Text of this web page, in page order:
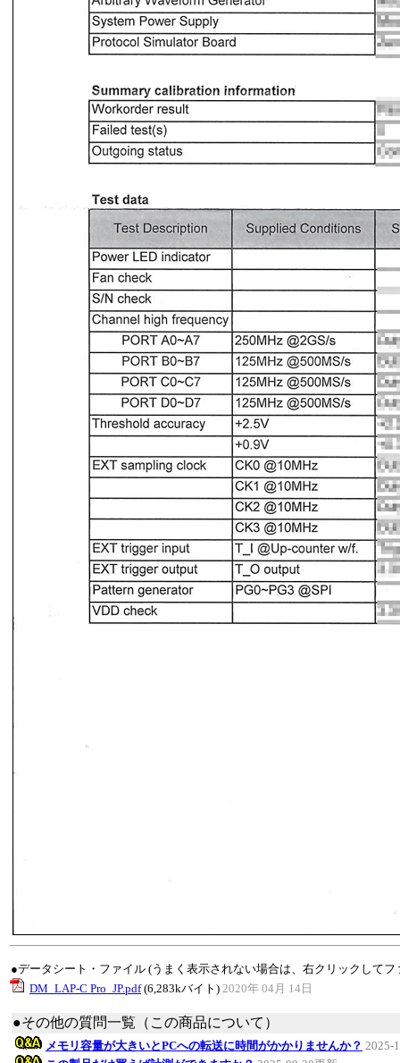
●データシート・ファイル (うまく表示されない場合は、右クリックして
DM_LAP-C Pro_JP.pdf(6,283kバイト) 2020年 04月 14日
●その他の質問一覧（この商品について）
メモリ容量が大きいとPCへの転送に時間がかかりませんか？ 2025-